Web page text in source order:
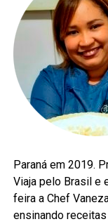
Paraná em 2019.
Viaja pelo Brasil e
feira a Chef
ensinando